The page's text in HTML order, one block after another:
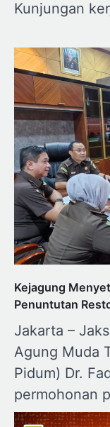
Kunjungan
Kejagung
Penuntutan
Jakarta –
Agung Muda
Pidum) Dr.
permohonan